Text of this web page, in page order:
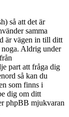
så att det är
samma
är vägen in till ditt
noga. Aldrig under
part att fråga dig
så kan du
som finns i
dig om ditt
phpBB mjukvaran